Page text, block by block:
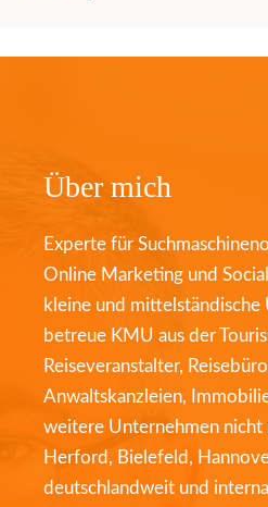
Über mich
Experte für
Online Marketing und
kleine und mittelständische
betreue KMU aus der
Reiseveranstalter,
Anwaltskanzleien,
weitere Unternehmen nicht
Herford, Bielefeld,
deutschlandweit und